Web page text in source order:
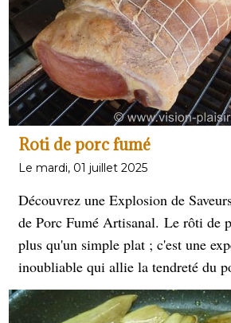
Roti de porc fumé
Le mardi, 01 juillet 2025
Découvrez une Explosion de
de Porc Fumé Artisanal. Le rôti de
plus qu'un simple plat ; c'est une
inoubliable qui allie la tendreté du
riches et fumés. Ce qui rend le rôti
spécial, c'est sa polyvalence en